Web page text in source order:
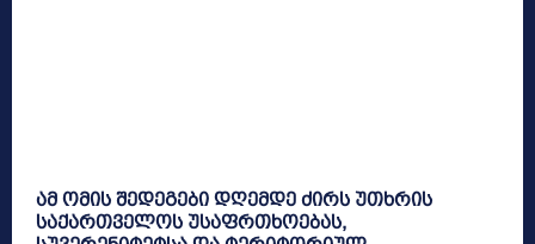
ამ ომის შედეგები დღემდე ძირს უთხრის
საქართველოს უსაფრთხოებას,